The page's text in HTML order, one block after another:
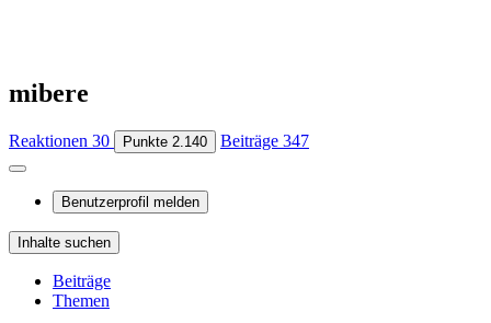
mibere
Reaktionen 30 Punkte 2.140 Beiträge 347
Benutzerprofil melden
Inhalte suchen
Beiträge
Themen